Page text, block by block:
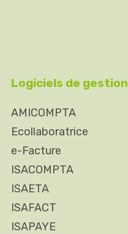
Logiciels de gestion
AMICOMPTA
Ecollaboratrice
e-Facture
ISACOMPTA
ISAETA
ISAFACT
ISAPAYE